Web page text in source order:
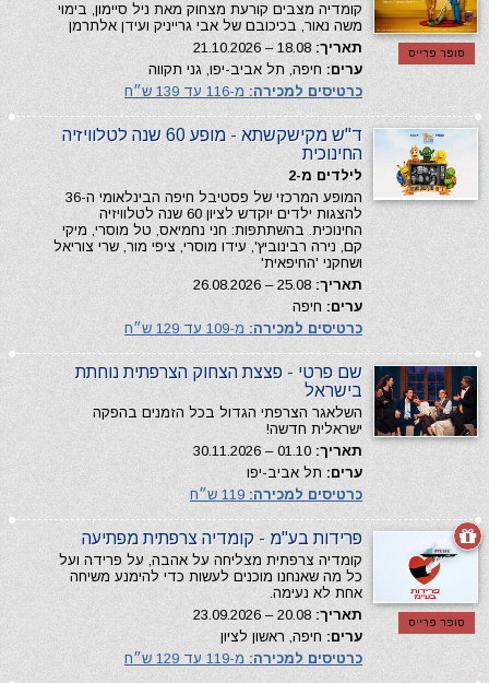
סופר פרייס
קומדיה מצבים קורעת מצחוק מאת ניל סיימון, בימוי
משה נאור, בכיכובם של אבי גרייניק ועידן אלתרמן
תאריך:
ערים: חיפה, תל אביב-יפו, גני תקווה
כרטיסים למכירה: מ-116 עד 139 ש״ח
ד"ש מקישקשתא - מופע 60 שנה לטלוויזיה
החינוכית
לילדים מ-2
המופע המרכזי של פסטיבל חיפה הבינלאומי ה-36
להצגות ילדים יוקדש לציון 60 שנה לטלוויזיה
החינוכית. בהשתתפות: חני נחמיאס, טל מוסרי, מיקי
קם, נירה רבינוביץ', עידו מוסרי, ציפי מור, שרי צוריאל
ושחקני 'החיפאית'
תאריך:
ערים: חיפה
כרטיסים למכירה: מ-109 עד 129 ש״ח
שם פרטי - פצצת הצחוק הצרפתית נוחתת
בישראל
השלאגר הצרפתי הגדול בכל הזמנים בהפקה
ישראלית חדשה!
תאריך:
ערים: תל אביב-יפו
כרטיסים למכירה:
סופר פרייס
פרידות בע"מ - קומדיה צרפתית מפתיעה
קומדיה צרפתית מצליחה על אהבה, על פרידה ועל
כל מה שאנחנו מוכנים לעשות כדי להימנע משיחה
אחת לא נעימה.
תאריך:
ערים: חיפה, ראשון לציון
כרטיסים למכירה: מ-119 עד 129 ש״ח